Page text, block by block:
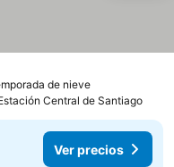
de nieve
Central de Santiago
Ver precios